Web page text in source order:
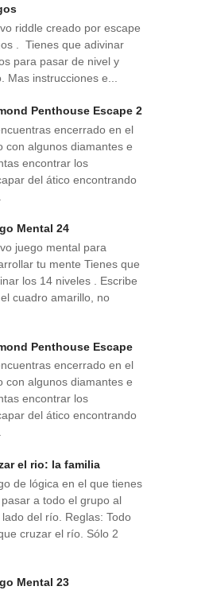
riddle creado por escape
. Tienes que adivinar
para pasar de nivel y
Mas instrucciones e...
Penthouse Escape 2
encerrado en el
con algunos diamantes e
encontrar los
del ático encontrando
Mental 24
juego mental para
tu mente Tienes que
los 14 niveles . Escribe
cuadro amarillo, no
Penthouse Escape
encerrado en el
con algunos diamantes e
encontrar los
del ático encontrando
el rio: la familia
de lógica en el que tienes
a todo el grupo al
del río. Reglas: Todo
cruzar el río. Sólo 2
Mental 23